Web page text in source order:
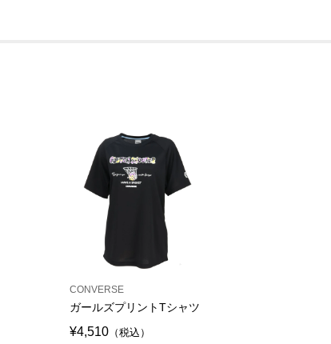
CONVERSE
ガールズプリントTシャツ
¥4,510 （税込）